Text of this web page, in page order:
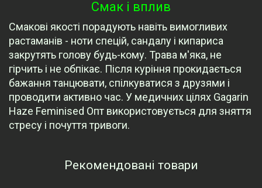
Смак і вплив
Смакові якості порадують навіть вимогливих
растаманів - ноти спецій, сандалу і кипариса
закрутять голову будь-кому. Трава м'яка, не
гірчить і не обпікає. Після куріння прокидається
бажання танцювати, спілкуватися з друзями і
проводити активно час. У медичних цілях Gagarin
Haze Feminised Опт використовується для зняття
стресу і почуття тривоги.
Рекомендовані товари